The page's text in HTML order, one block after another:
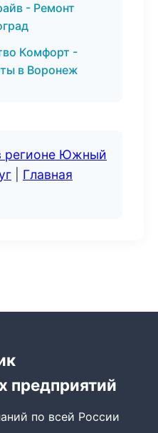
- Ремонт
Комфорт -
в Воронеж
регионе Южный
Главная
предприятий
по всей России